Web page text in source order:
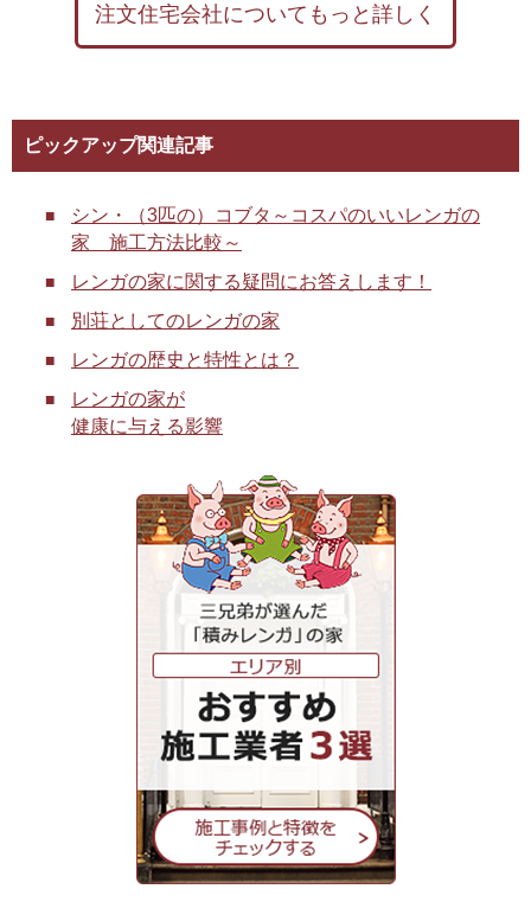
注文住宅会社についてもっと詳しく
ピックアップ関連記事
シン・（3匹の）コブタ～コスパのいいレンガの
家 施工方法比較～
レンガの家に関する疑問にお答えします！
別荘としてのレンガの家
レンガの歴史と特性とは？
レンガの家が
健康に与える影響